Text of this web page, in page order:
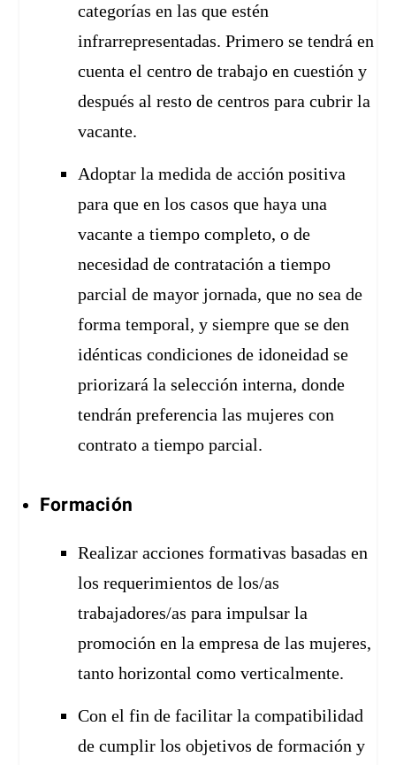
categorías en las que estén
infrarrepresentadas. Primero se tendrá en
cuenta el centro de trabajo en cuestión y
después al resto de centros para cubrir la
vacante.
Adoptar la medida de acción positiva
para que en los casos que haya una
vacante a tiempo completo, o de
necesidad de contratación a tiempo
parcial de mayor jornada, que no sea de
forma temporal, y siempre que se den
idénticas condiciones de idoneidad se
priorizará la selección interna, donde
tendrán preferencia las mujeres con
contrato a tiempo parcial.
Formación
Realizar acciones formativas basadas en
los requerimientos de los/as
trabajadores/as para impulsar la
promoción en la empresa de las mujeres,
tanto horizontal como verticalmente.
Con el fin de facilitar la compatibilidad
de cumplir los objetivos de formación y